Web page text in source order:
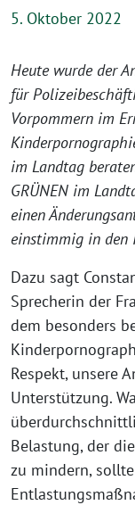
5. Oktober 2022
Heute wurde der
für
Vorpommern im
im Landtag
GRÜNEN im
einen
einstimmig in den
Dazu sagt
Sprecherin der
dem besonders
Respekt, unsere
Unterstützung.
Belastung, der
zu mindern,